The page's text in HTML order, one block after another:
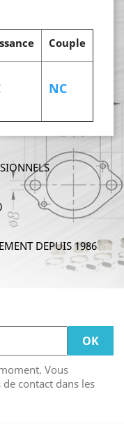
Couple
NC
DEPUIS 1986
Vous
contact dans les